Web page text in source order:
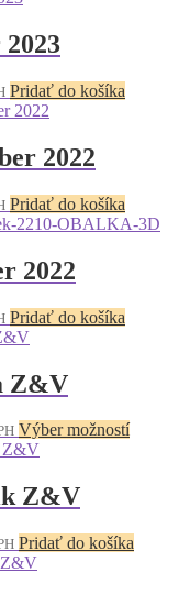
Pridať do košíka
2022
Pridať do košíka
2022
Pridať do košíka
Z&V
Výber možnostíTento
si
Z&V
Pridať do košíka